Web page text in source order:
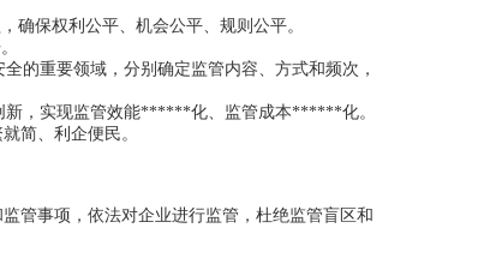
保权利公平、机会公平、规则公平。
重要领域，分别确定监管内容、方式和频次，
，实现监管效能******化、监管成本******化。
简、利企便民。
管事项，依法对企业进行监管，杜绝监管盲区和